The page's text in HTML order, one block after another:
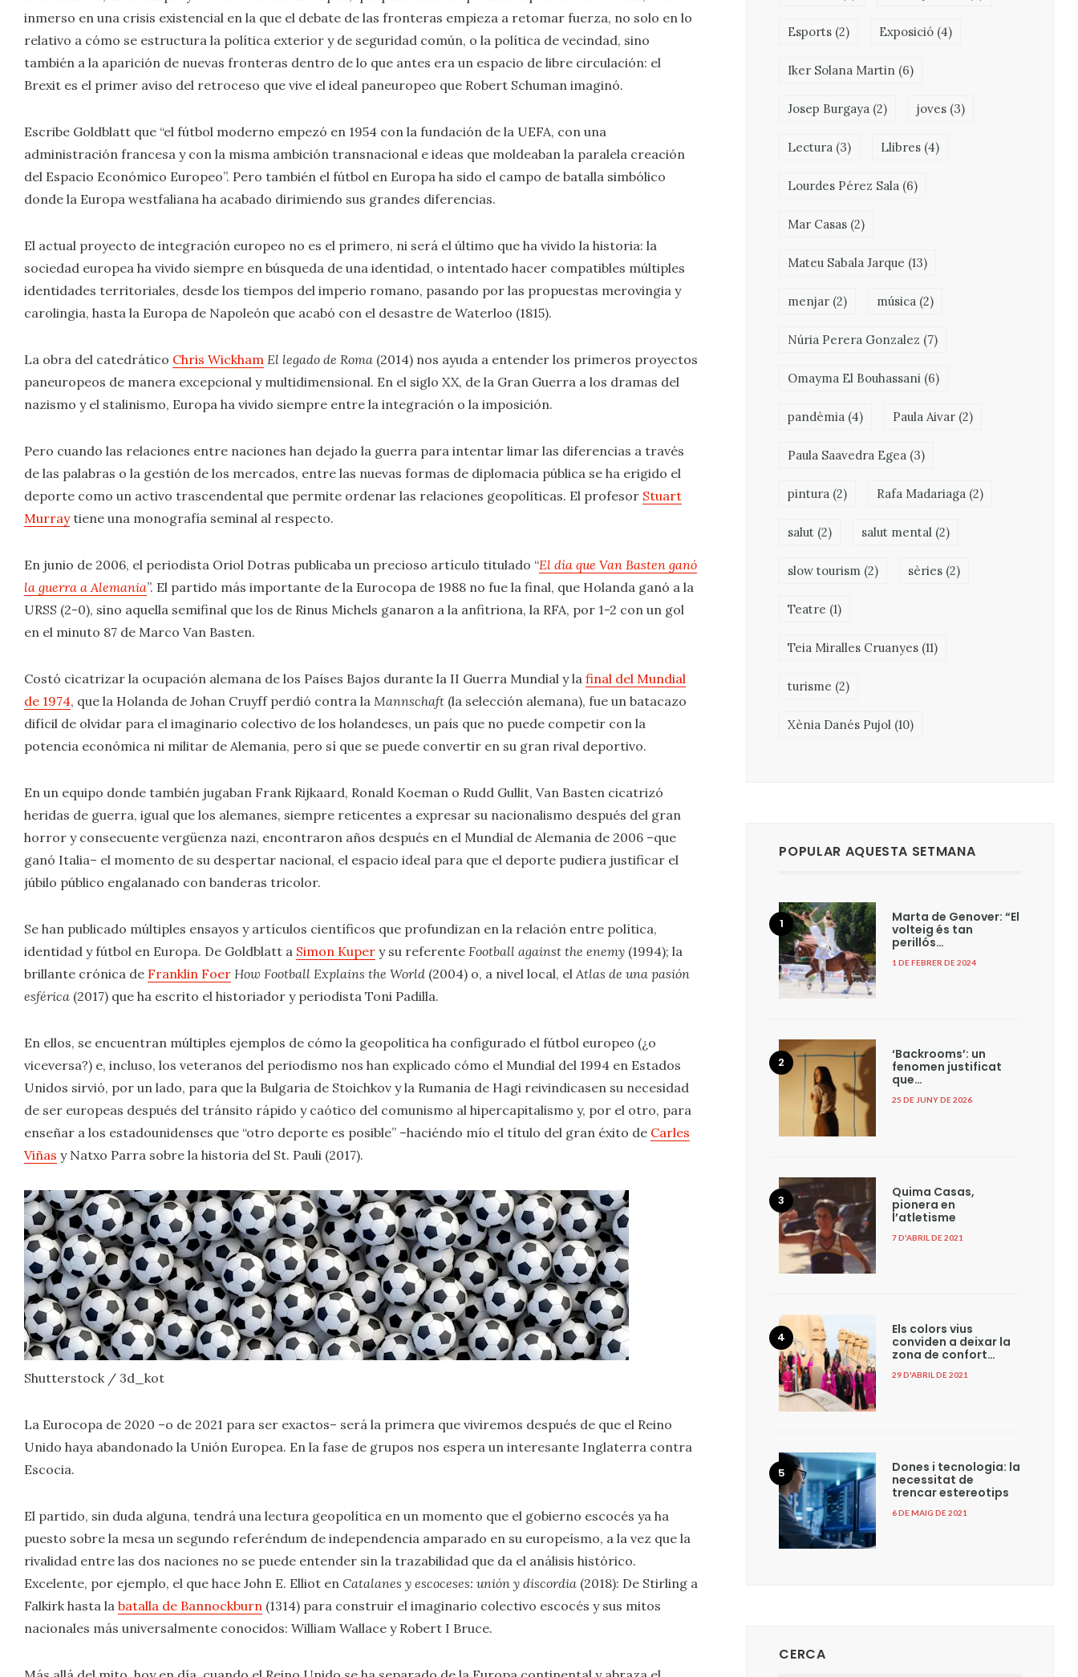
inmerso en una crisis existencial en la que el debate de las fronteras empieza a retomar fuerza, no solo en lo
relativo a cómo se estructura la política exterior y de seguridad común, o la política de vecindad, sino
también a la aparición de nuevas fronteras dentro de lo que antes era un espacio de libre circulación: el
Brexit es el primer aviso del retroceso que vive el ideal paneuropeo que Robert Schuman imaginó.
Escribe Goldblatt que “el fútbol moderno empezó en 1954 con la fundación de la UEFA, con una
administración francesa y con la misma ambición transnacional e ideas que moldeaban la paralela creación
del Espacio Económico Europeo”. Pero también el fútbol en Europa ha sido el campo de batalla simbólico
donde la Europa westfaliana ha acabado dirimiendo sus grandes diferencias.
El actual proyecto de integración europeo no es el primero, ni será el último que ha vivido la historia: la
sociedad europea ha vivido siempre en búsqueda de una identidad, o intentado hacer compatibles múltiples
identidades territoriales, desde los tiempos del imperio romano, pasando por las propuestas merovingia y
carolingia, hasta la Europa de Napoleón que acabó con el desastre de Waterloo (1815).
La obra del catedrático Chris Wickham El legado de Roma (2014) nos ayuda a entender los primeros proyectos
paneuropeos de manera excepcional y multidimensional. En el siglo XX, de la Gran Guerra a los dramas del
nazismo y el stalinismo, Europa ha vivido siempre entre la integración o la imposición.
Pero cuando las relaciones entre naciones han dejado la guerra para intentar limar las diferencias a través
de las palabras o la gestión de los mercados, entre las nuevas formas de diplomacia pública se ha erigido el
deporte como un activo trascendental que permite ordenar las relaciones geopolíticas. El profesor Stuart
Murraytiene una monografía seminal al respecto.
En junio de 2006, el periodista Oriol Dotras publicaba un precioso artículo titulado “El día que Van Basten ganó
la guerra a Alemania”. El partido más importante de la Eurocopa de 1988 no fue la final, que Holanda ganó a la
URSS (2-0), sino aquella semifinal que los de Rinus Michels ganaron a la anfitriona, la RFA, por 1-2 con un gol
en el minuto 87 de Marco Van Basten.
Costó cicatrizar la ocupación alemana de los Países Bajos durante la II Guerra Mundial y la final del Mundial
de 1974, que la Holanda de Johan Cruyff perdió contra la Mannschaft (la selección alemana), fue un batacazo
difícil de olvidar para el imaginario colectivo de los holandeses, un país que no puede competir con la
potencia económica ni militar de Alemania, pero sí que se puede convertir en su gran rival deportivo.
En un equipo donde también jugaban Frank Rijkaard, Ronald Koeman o Rudd Gullit, Van Basten cicatrizó
heridas de guerra, igual que los alemanes, siempre reticentes a expresar su nacionalismo después del gran
horror y consecuente vergüenza nazi, encontraron años después en el Mundial de Alemania de 2006 –que
ganó Italia– el momento de su despertar nacional, el espacio ideal para que el deporte pudiera justificar el
júbilo público engalanado con banderas tricolor.
Se han publicado múltiples ensayos y artículos científicos que profundizan en la relación entre política,
identidad y fútbol en Europa. De Goldblatt a Simon Kuper y su referente Football against the enemy (1994); la
brillante crónica de Franklin Foer How Football Explains the World (2004) o, a nivel local, el Atlas de una pasión
esférica (2017) que ha escrito el historiador y periodista Toni Padilla.
En ellos, se encuentran múltiples ejemplos de cómo la geopolítica ha configurado el fútbol europeo (¿o
viceversa?) e, incluso, los veteranos del periodismo nos han explicado cómo el Mundial del 1994 en Estados
Unidos sirvió, por un lado, para que la Bulgaria de Stoichkov y la Rumania de Hagi reivindicasen su necesidad
de ser europeas después del tránsito rápido y caótico del comunismo al hipercapitalismo y, por el otro, para
enseñar a los estadounidenses que “otro deporte es posible” –haciéndo mío el título del gran éxito de Carles
Viñas y Natxo Parra sobre la historia del St. Pauli (2017).
Shutterstock / 3d_kot
La Eurocopa de 2020 –o de 2021 para ser exactos– será la primera que viviremos después de que el Reino
Unido haya abandonado la Unión Europea. En la fase de grupos nos espera un interesante Inglaterra contra
Escocia.
El partido, sin duda alguna, tendrá una lectura geopolítica en un momento que el gobierno escocés ya ha
puesto sobre la mesa un segundo referéndum de independencia amparado en su europeísmo, a la vez que la
rivalidad entre las dos naciones no se puede entender sin la trazabilidad que da el análisis histórico.
Excelente, por ejemplo, el que hace John E. Elliot en Catalanes y escoceses: unión y discordia (2018): De Stirling a
Falkirk hasta la batalla de Bannockburn (1314) para construir el imaginario colectivo escocés y sus mitos
nacionales más universalmente conocidos: William Wallace y Robert I Bruce.
Esports (2) Exposició (4)
Iker Solana Martin (6)
Josep Burgaya (2) joves (3)
Lectura (3) Llibres (4)
Lourdes Pérez Sala (6)
Mar Casas (2)
Mateu Sabala Jarque (13)
menjar (2) música (2)
Núria Perera Gonzalez (7)
Omayma El Bouhassani (6)
pandèmia (4) Paula Aivar (2)
Paula Saavedra Egea (3)
pintura (2) Rafa Madariaga (2)
salut (2) salut mental (2)
slow tourism (2) sèries (2)
Teatre (1)
Teia Miralles Cruanyes (11)
turisme (2)
Xènia Danés Pujol (10)
POPULAR AQUESTA SETMANA
Marta de Genover: “El
volteig és tan
perillós…
1 DE FEBRER DE 2024
‘Backrooms’: un
fenomen justificat
que…
25 DE JUNY DE 2026
Quima Casas,
pionera en
l’atletisme
7 D'ABRIL DE 2021
Els colors vius
conviden a deixar la
zona de confort…
29 D'ABRIL DE 2021
Dones i tecnologia: la
necessitat de
trencar estereotips
6 DE MAIG DE 2021
CERCA